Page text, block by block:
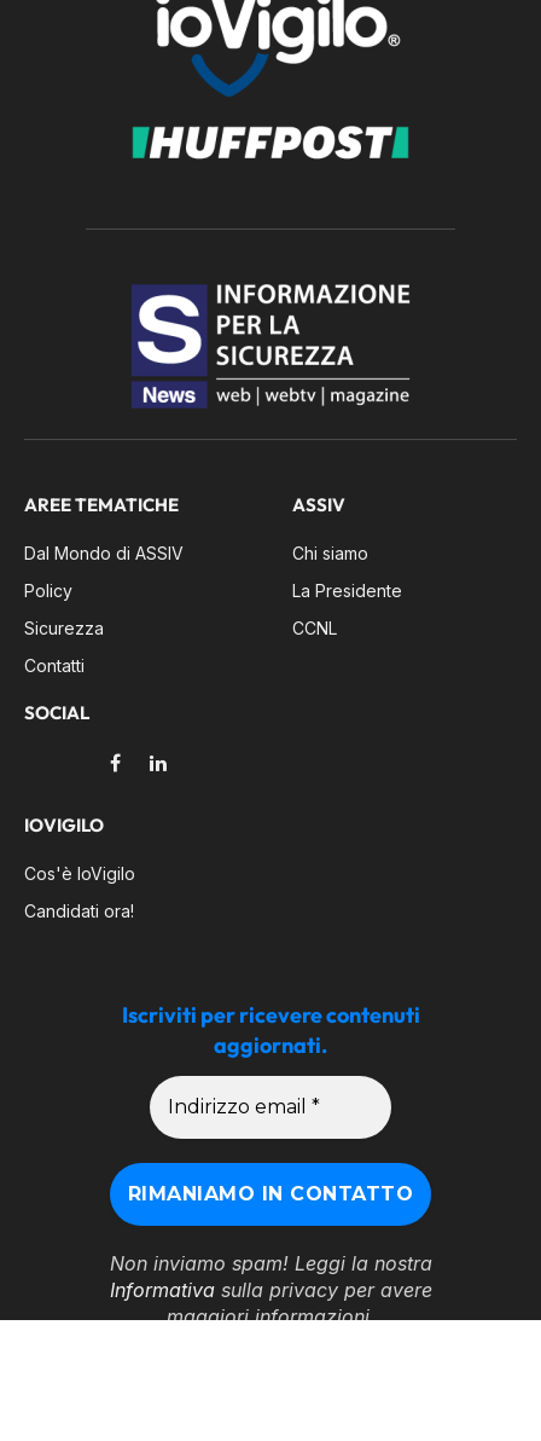
AREE TEMATICHE
Dal Mondo di ASSIV
Policy
Sicurezza
Contatti
SOCIAL
FacebookLinkedIn
ASSIV
Chi siamo
La Presidente
CCNL
IOVIGILO
Cos'è IoVigilo
Candidati ora!
Iscriviti per ricevere contenuti
aggiornati.
Non inviamo spam! Leggi la nostra
Informativasulla privacy per avere
maggiori informazioni.